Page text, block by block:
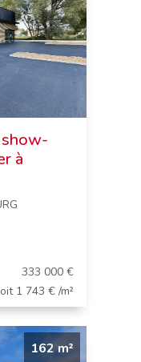
à
333 000 €
1 743 € /m²
162 m²